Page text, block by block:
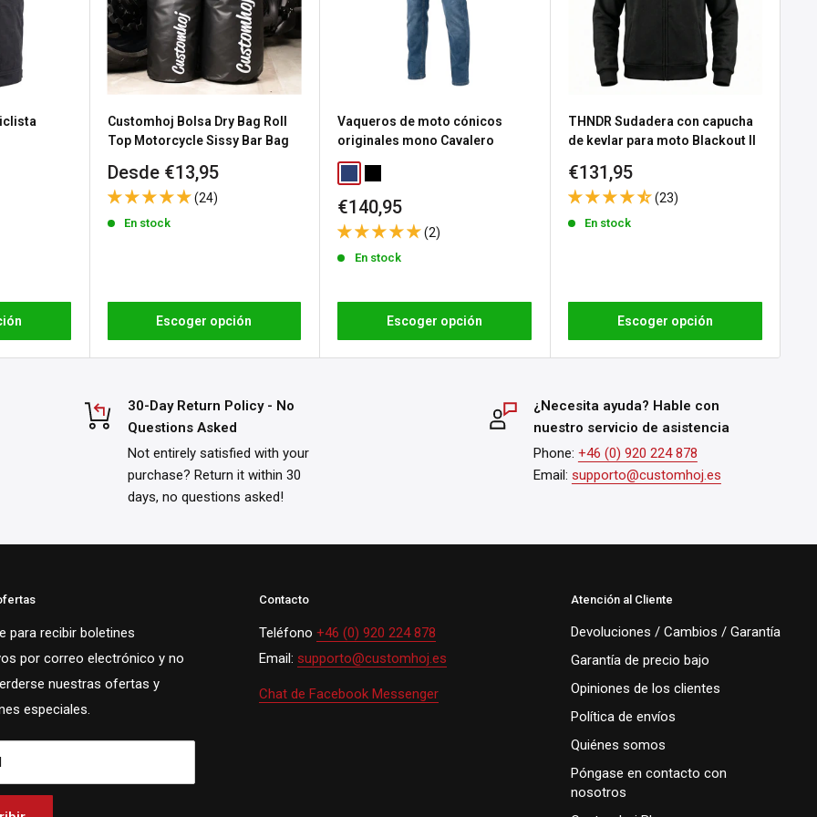
porque necesitas
de envío de
productos
Customhoj Bolsa Dry Bag Roll
Top Motorcycle Sissy Bar Bag
Precio
de
venta
Desde €13,95
(24)
En stock
Escoger opción
Vaqueros de moto cónicos
originales mono Cavalero
Precio
de
venta
€140,95
(2)
En stock
Escoger opción
THNDR Sudadera con capucha
de kevlar para moto Blackout II
Precio
de
venta
€131,95
(23)
En stock
Escoger opción
30-Day Return Policy - No
Questions Asked
Not entirely satisfied with your
purchase? Return it within 30
days, no questions asked!
¿Necesita ayuda? Hable con
nuestro servicio de asistencia
Phone: +46 (0) 920 224 878
Email: supporto@customhoj.es
para recibir boletines
por correo electrónico y no
nuestras ofertas y
especiales.
Contacto
Teléfono +46 (0) 920 224 878
Email: supporto@customhoj.es
Chat de Facebook Messenger
Atención al Cliente
Devoluciones / Cambios / Garantía
Garantía de precio bajo
Opiniones de los clientes
Política de envíos
Quiénes somos
Póngase en contacto con
nosotros